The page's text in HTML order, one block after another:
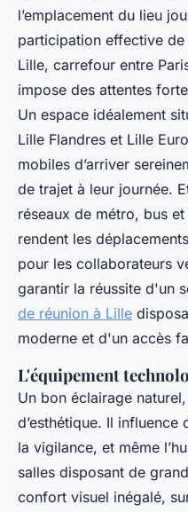
l’emplacement du lieu
participation effective
Lille, carrefour entre
impose des attentes
Un espace idéalement
Lille Flandres et Lille
mobiles d’arriver
de trajet à leur journée.
réseaux de métro, bus
rendent les
pour les collaborateurs
garantir la réussite d'un
de réunion à Lille
moderne et d'un accès
L'équipement
Un bon éclairage naturel,
d’esthétique. Il
la vigilance, et même
salles disposant de
confort visuel inégalé,